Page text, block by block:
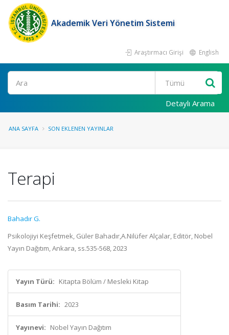
Akademik Veri Yönetim Sistemi
Araştırmacı Girişi English
Ara
Detaylı Arama
ANA SAYFA SON EKLENEN YAYINLAR
Terapi
Bahadır G.
Psikolojiyi Keşfetmek, Güler Bahadır,A.Nilüfer Alçalar, Editör, Nobel
Yayın Dağıtım, Ankara, ss.535-568, 2023
Yayın Türü: Kitapta Bölüm / Mesleki Kitap
Basım Tarihi: 2023
Yayınevi: Nobel Yayın Dağıtım